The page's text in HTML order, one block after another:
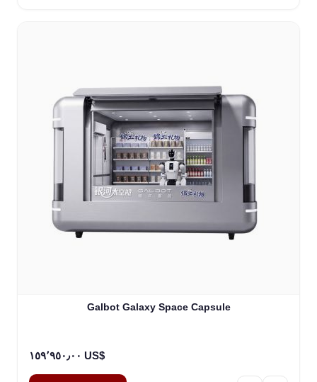
Galbot Galaxy Space Capsule
١٥٩٬٩٥٠٫٠٠ US$